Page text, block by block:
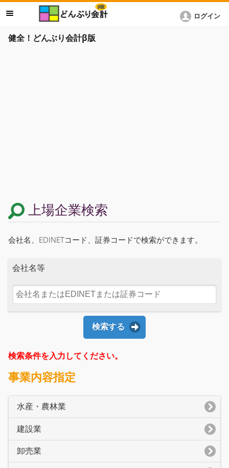
健全！どんぶり会計β版
ログイン
上場企業検索
会社名、EDINETコード、証券コードで検索ができます。
会社名等
検索する
検索条件を入力してください。
事業内容指定
水産・農林業
建設業
卸売業